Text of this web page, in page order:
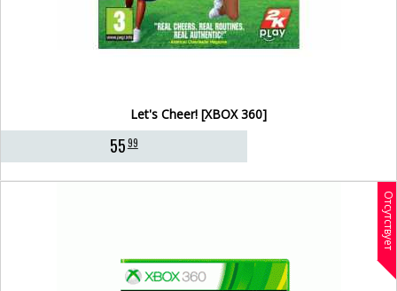
Let's Cheer! [XBOX 360]
5599
Отсутствует